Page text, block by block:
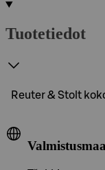
Tuotetiedot
Reuter & Stolt
Valmistusmaa